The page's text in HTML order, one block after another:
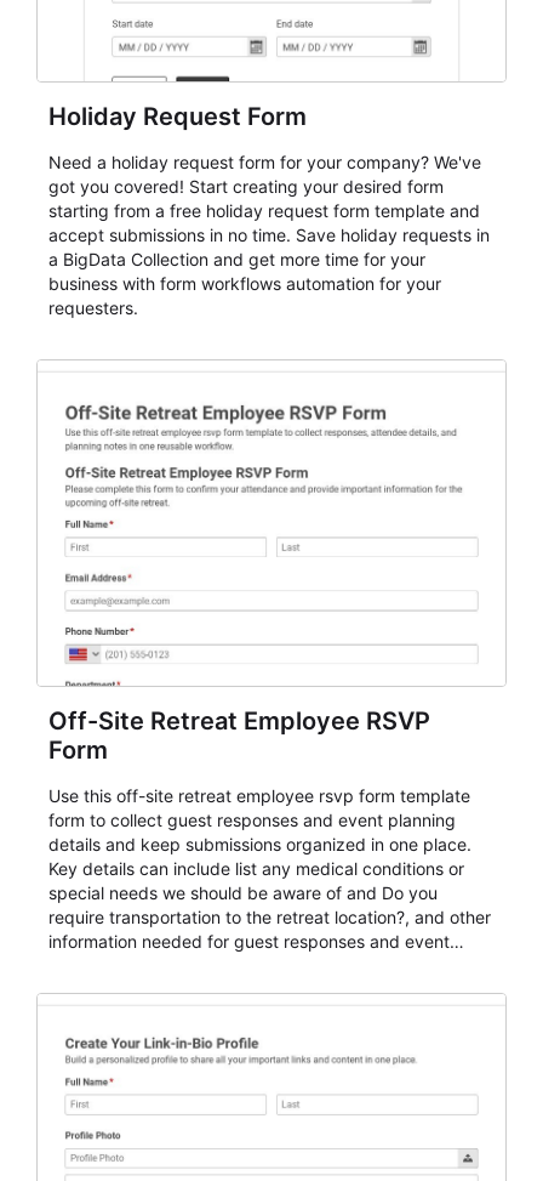
Holiday Request Form
Need a holiday request form for your company? We've
got you covered! Start creating your desired form
starting from a free holiday request form template and
accept submissions in no time. Save holiday requests in
a BigData Collection and get more time for your
business with form workflows automation for your
requesters.
Off-Site Retreat Employee RSVP
Form
Use this off-site retreat employee rsvp form template
form to collect guest responses and event planning
details and keep submissions organized in one place.
Key details can include list any medical conditions or
special needs we should be aware of and Do you
require transportation to the retreat location?, and other
information needed for guest responses and event
organizations that need a simple AbcSubmit workflow